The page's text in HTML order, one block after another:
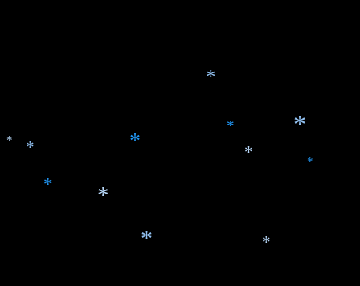
*
*
*
*
*
*
*
*
* *
*
*
*